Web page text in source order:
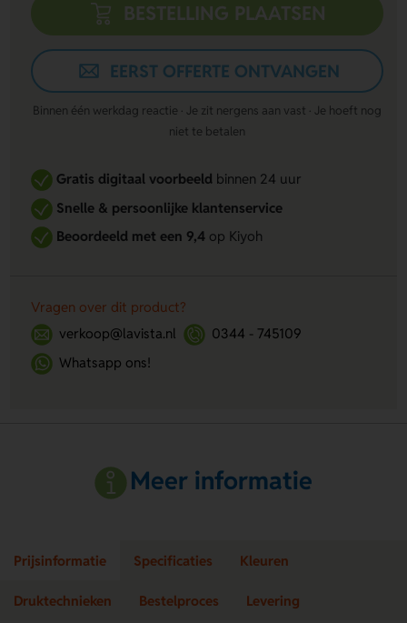
BESTELLING PLAATSEN
EERST OFFERTE ONTVANGEN
Binnen één werkdag reactie · Je zit nergens aan vast · Je hoeft nog
niet te betalen
Gratis digitaal voorbeeldbinnen 24 uur
Snelle & persoonlijke klantenservice
Beoordeeld met een 9,4op Kiyoh
Vragen over dit product?
verkoop@lavista.nl
0344 - 745109
Whatsapp ons!
Meer informatie
Prijsinformatie Specificaties Kleuren
Druktechnieken Bestelproces Levering